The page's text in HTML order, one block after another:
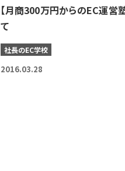
【月商300万円からのEC運営
て
社長のEC学校
2016.03.28